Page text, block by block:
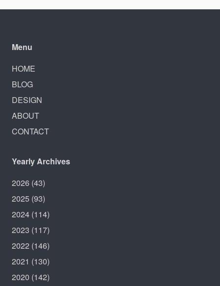
Menu
HOME
BLOG
DESIGN
ABOUT
CONTACT
Yearly Archives
2026 (43)
2025 (93)
2024 (114)
2023 (117)
2022 (146)
2021 (130)
2020 (142)